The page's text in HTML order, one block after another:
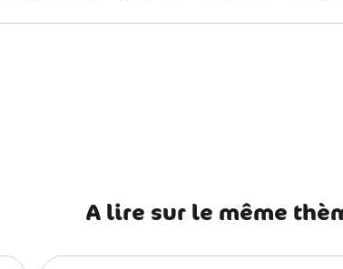
Propreté chiot : comment rendre un chiot
A lire sur le même